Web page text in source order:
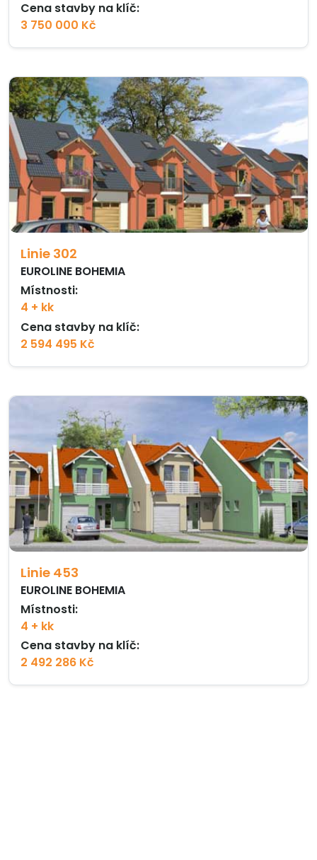
Cena stavby na klíč:
3 750 000 Kč
Linie 302
EUROLINE BOHEMIA
Místnosti:
4 + kk
Cena stavby na klíč:
2 594 495 Kč
Linie 453
EUROLINE BOHEMIA
Místnosti:
4 + kk
Cena stavby na klíč:
2 492 286 Kč